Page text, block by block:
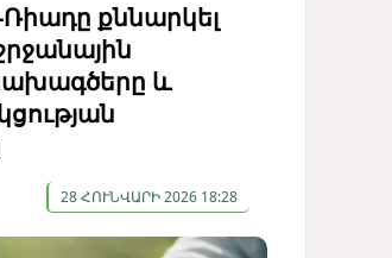
քննարկել
և
28 ՀՈՒՆՎԱՐԻ 2026 18:28